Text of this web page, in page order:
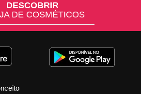
DESCOBRIR
DE COSMÉTICOS